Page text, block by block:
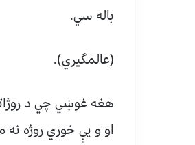
باله سي.
(عالمگيري).
هغه غوښي چي د
او و يې خوري روژه